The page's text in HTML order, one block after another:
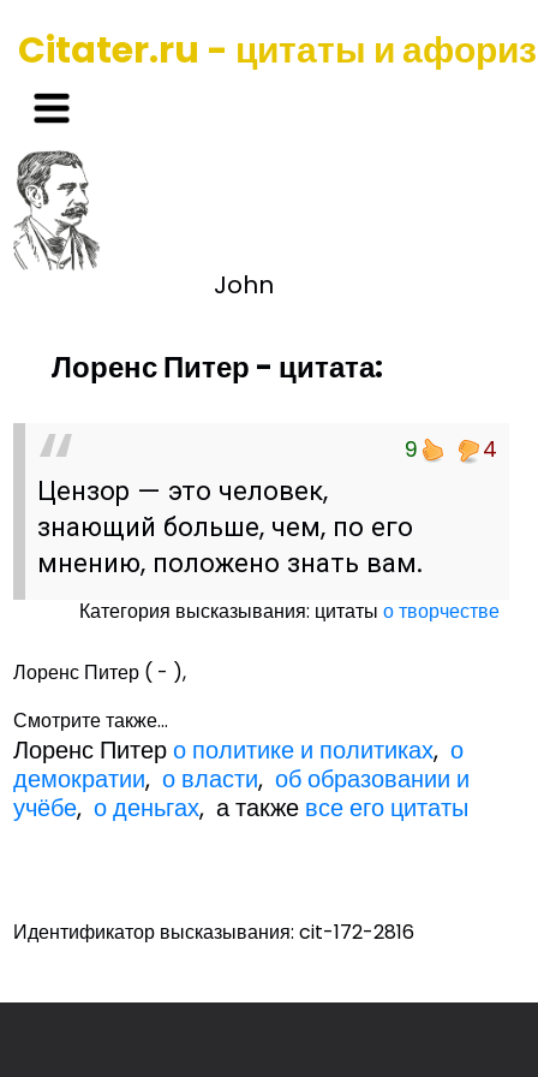
Citater.ru - цитаты и
John
Лоренс Питер - цитата:
9 4
Цензор — это человек,
знающий больше, чем, по его
мнению, положено знать вам.
Категория высказывания: цитатыо творчестве
Лоренс Питер ( - ),
Смотрите также...
Лоренс Питеро политике и политиках,о
демократии,о власти,об образовании и
учёбе,о деньгах, а также все его цитаты
Идентификатор высказывания: cit-172-2816